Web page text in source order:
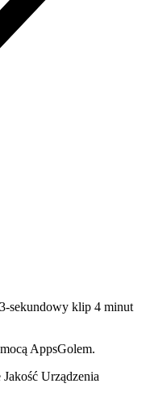
sekundowy klip 4 minut
AppsGolem.
Jakość Urządzenia